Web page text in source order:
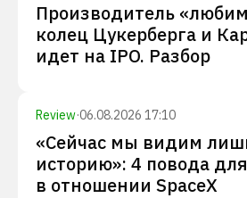
Производитель
колец Цукерберга и
идет на IPO. Разбор
Review·06.08.2026 17:10
«Сейчас мы видим
историю»: 4 повода
в отношении SpaceX